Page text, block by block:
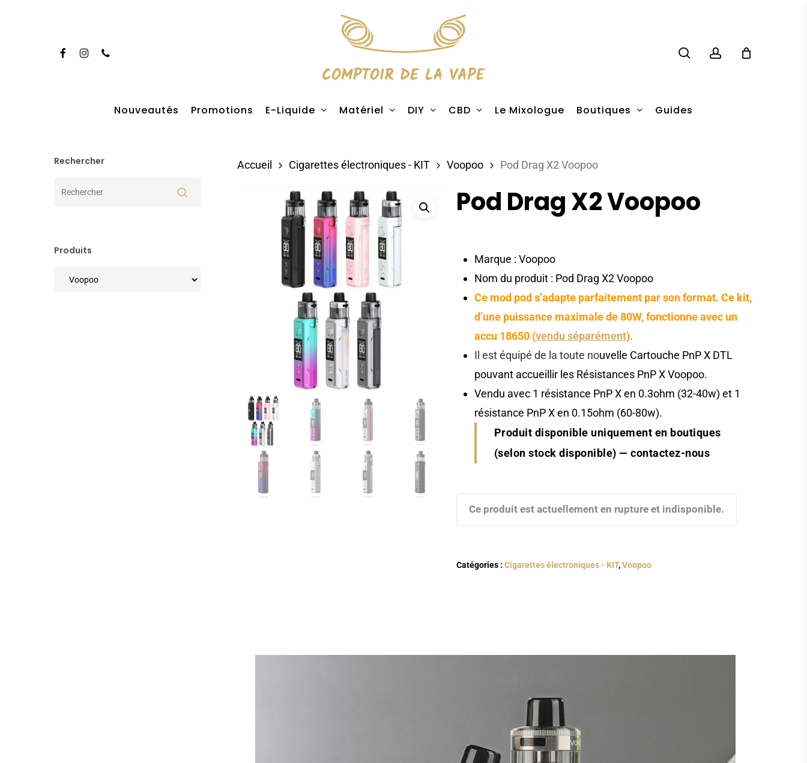
Taper entrer pour rechercher
Facebook
Instagram
Phone
Nouveautés Promotions E-Liquide Matériel DIY CBD Le Mixologue Boutiques Guides
Rechercher
Produits
Accueil Cigarettes électroniques - KIT Voopoo Pod Drag X2 Voopoo
Pod Drag X2 Voopoo
Marque : Voopoo
Nom du produit : Pod Drag X2 Voopoo
Ce mod pod s’adapte parfaitement par son format. Ce kit,
d’une puissance maximale de 80W, fonctionne avec un
accu 18650 (vendu séparément).
Il est équipé de la toute nouvelle Cartouche PnP X DTL
pouvant accueillir les Résistances PnP X Voopoo.
Vendu avec 1 résistance PnP X en 0.3ohm (32-40w) et 1
résistance PnP X en 0.15ohm (60-80w).
Produit disponible uniquement en boutiques
(selon stock disponible) — contactez-nous
Ce produit est actuellement en rupture et indisponible.
Catégories :Cigarettes électroniques - KIT,Voopoo